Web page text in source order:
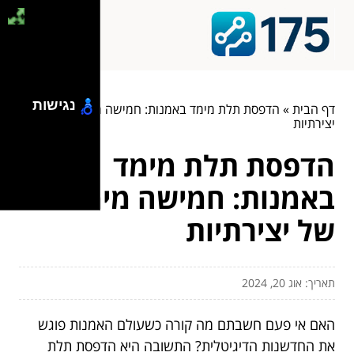
דף הבית» הדפסת תלת מימד באמנות: חמישה מימדים של
יצירתיות
הדפסת תלת מימד
באמנות: חמישה מימדים
של יצירתיות
תאריך: אוג 20, 2024
האם אי פעם חשבתם מה קורה כשעולם האמנות פוגש
את החדשנות הדיגיטלית? התשובה היא הדפסת תלת
נגישות